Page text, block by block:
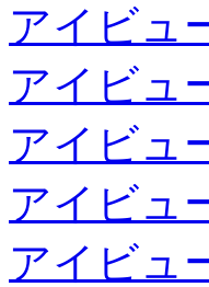
アイビュ
アイビュ
アイビュ
アイビュ
アイビュ